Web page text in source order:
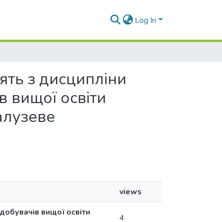
Log In
з дисципліни
вищої освіти
views
вищої освіти
4